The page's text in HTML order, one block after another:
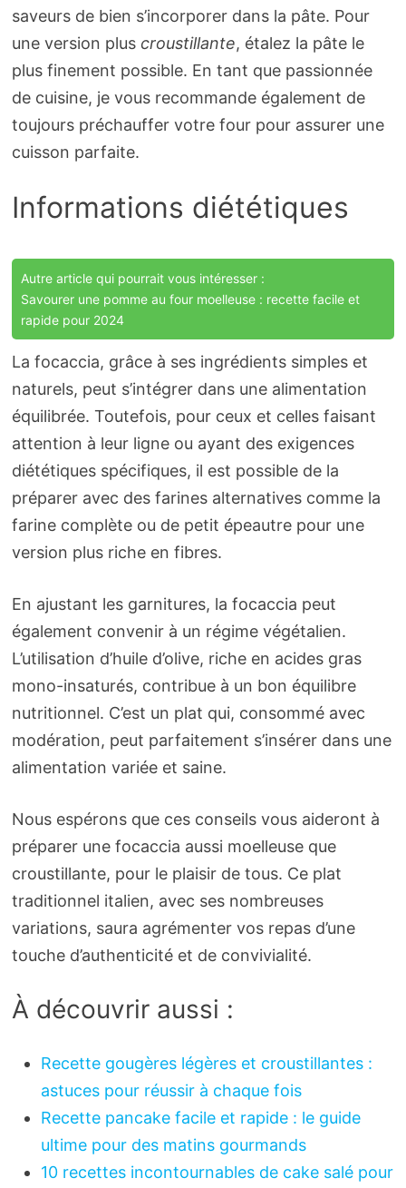
saveurs de bien s’incorporer dans la pâte. Pour
une version plus croustillante, étalez la pâte le
plus finement possible. En tant que passionnée
de cuisine, je vous recommande également de
toujours préchauffer votre four pour assurer une
cuisson parfaite.
Informations diététiques
Autre article qui pourrait vous intéresser :
Savourer une pomme au four moelleuse : recette facile et
rapide pour 2024
La focaccia, grâce à ses ingrédients simples et
naturels, peut s’intégrer dans une alimentation
équilibrée. Toutefois, pour ceux et celles faisant
attention à leur ligne ou ayant des exigences
diététiques spécifiques, il est possible de la
préparer avec des farines alternatives comme la
farine complète ou de petit épeautre pour une
version plus riche en fibres.
En ajustant les garnitures, la focaccia peut
également convenir à un régime végétalien.
L’utilisation d’huile d’olive, riche en acides gras
mono-insaturés, contribue à un bon équilibre
nutritionnel. C’est un plat qui, consommé avec
modération, peut parfaitement s’insérer dans une
alimentation variée et saine.
Nous espérons que ces conseils vous aideront à
préparer une focaccia aussi moelleuse que
croustillante, pour le plaisir de tous. Ce plat
traditionnel italien, avec ses nombreuses
variations, saura agrémenter vos repas d’une
touche d’authenticité et de convivialité.
À découvrir aussi :
Recette gougères légères et croustillantes :
astuces pour réussir à chaque fois
Recette pancake facile et rapide : le guide
ultime pour des matins gourmands
10 recettes incontournables de cake salé pour